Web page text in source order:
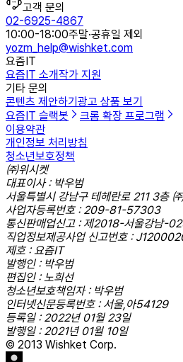
고객 문의
02-6925-4867
10:00-18:00주말·공휴일 제외
yozm_help@wishket.com
요즘IT
요즘IT 소개작가 지원
기타 문의
콘텐츠 제안하기 광고 상품 보기
요즘IT 슬랙봇
크롬 확장 프로그램
이용약관
개인정보 처리방침
청소년보호정책
㈜위시켓
대표이사 : 박우범
서울특별시 강남구 테헤란로 211 3층
사업자등록번호 : 209-81-57303
통신판매업신고 : 제2018-서울강남-
직업정보제공사업 신고번호 :
제호 : 요즘IT
발행인 : 박우범
편집인 : 노희선
청소년보호책임자 : 박우범
인터넷신문등록번호 : 서울,아54129
등록일 : 2022년 01월 23일
발행일 : 2021년 01월 10일
© 2013 Wishket Corp.